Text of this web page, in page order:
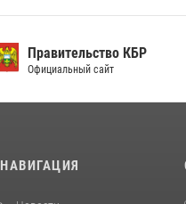
Правительство КБР
Официальный сайт
НАВИГАЦИЯ